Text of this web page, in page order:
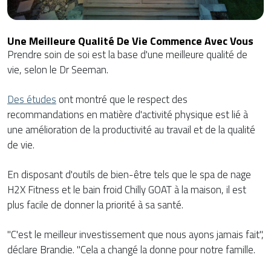
Une Meilleure Qualité De Vie Commence Avec Vous
Prendre soin de soi est la base d'une meilleure qualité de
vie, selon le Dr Seeman.
Des études ont montré que le respect des
recommandations en matière d'activité physique est lié à
une amélioration de la productivité au travail et de la qualité
de vie.
En disposant d'outils de bien-être tels que le spa de nage
H2X Fitness et le bain froid Chilly GOAT à la maison, il est
plus facile de donner la priorité à sa santé.
"C'est le meilleur investissement que nous ayons jamais fait",
déclare Brandie. "Cela a changé la donne pour notre famille.